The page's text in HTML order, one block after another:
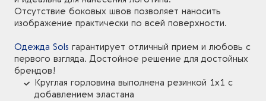
Отсутствие боковых швов позволяет наносить
изображение практически по всей поверхности.
Одежда Sols гарантирует отличный прием и любовь с
первого взгляда. Достойное решение для достойных
брендов!
Круглая горловина выполнена резинкой 1x1 с
добавлением эластана